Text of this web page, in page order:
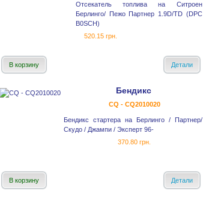
Отсекатель топлива на Ситроен
Берлинго/ Пежо Партнер 1.9D/TD (DPC
B0SCH)
520.15 грн.
В корзину Детали
Бендикс
CQ - CQ2010020
Бендикс стартера на Берлинго / Партнер/
Скудо / Джампи / Эксперт 96-
370.80 грн.
В корзину Детали